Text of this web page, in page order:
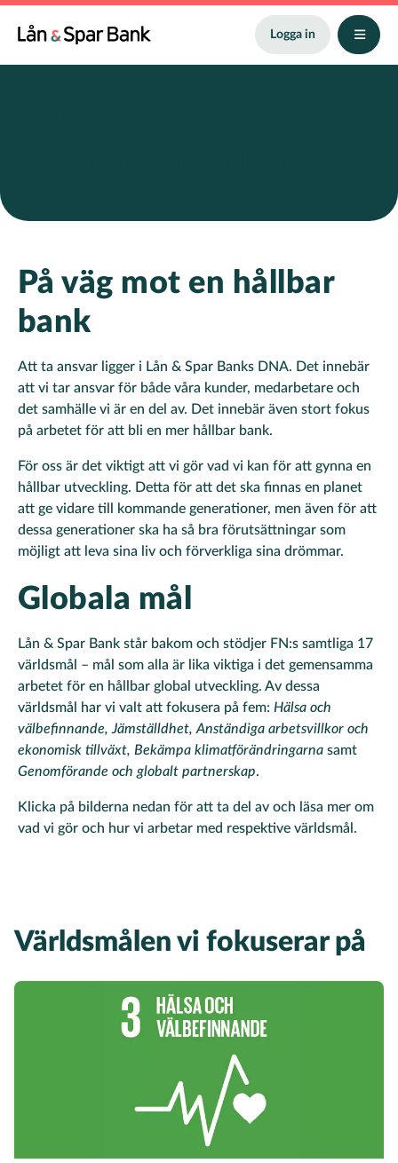
Hoppa
Logga in
På väg mot en hållbar
bank
Att ta ansvar ligger i Lån & Spar Banks DNA. Det innebär
att vi tar ansvar för både våra kunder, medarbetare och
det samhälle vi är en del av. Det innebär även stort fokus
på arbetet för att bli en mer hållbar bank.
För oss är det viktigt att vi gör vad vi kan för att gynna en
hållbar utveckling. Detta för att det ska finnas en planet
att ge vidare till kommande generationer, men även för att
dessa generationer ska ha så bra förutsättningar som
möjligt att leva sina liv och förverkliga sina drömmar.
Globala mål
Lån & Spar Bank står bakom och stödjer FN:s samtliga 17
världsmål – mål som alla är lika viktiga i det gemensamma
arbetet för en hållbar global utveckling. Av dessa
världsmål har vi valt att fokusera på fem: Hälsa och
välbefinnande, Jämställdhet, Anständiga arbetsvillkor och
ekonomisk tillväxt, Bekämpa klimatförändringarna samt
Genomförande och globalt partnerskap.
Klicka på bilderna nedan för att ta del av och läsa mer om
vad vi gör och hur vi arbetar med respektive världsmål.
Världsmålen vi fokuserar på